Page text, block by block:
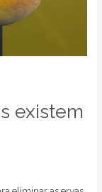
existem